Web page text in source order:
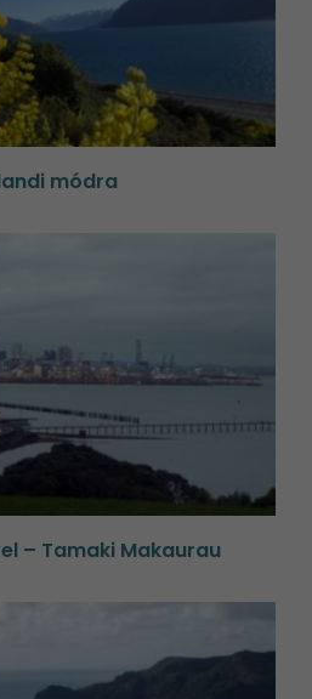
módra
– Tamaki Makaurau